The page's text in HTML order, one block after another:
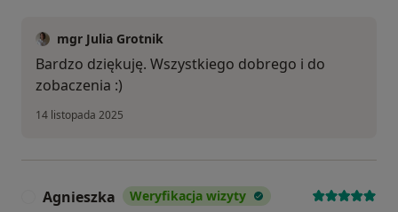
mgr Julia Grotnik
Bardzo dziękuję. Wszystkiego dobrego i do
zobaczenia :)
14 listopada 2025
Agnieszka Weryfikacja wizyty